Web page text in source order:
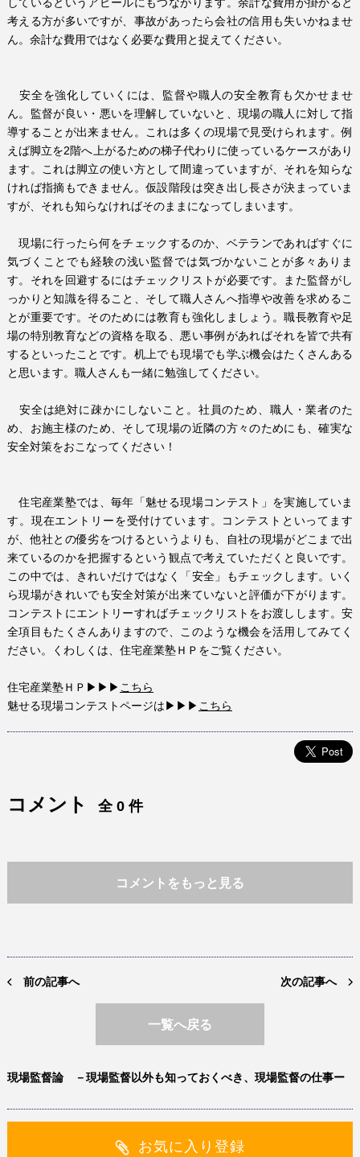
考える方が多いですが、事故があったら会社の信用も失いかねませ
ん。余計な費用ではなく必要な費用と捉えてください。
安全を強化していくには、監督や職人の安全教育も欠かせませ
ん。監督が良い・悪いを理解していないと、現場の職人に対して指
導することが出来ません。これは多くの現場で見受けられます。例
えば脚立を2階へ上がるための梯子代わりに使っているケースがあり
ます。これは脚立の使い方として間違っていますが、それを知らな
ければ指摘もできません。仮設階段は突き出し長さが決まっていま
すが、それも知らなければそのままになってしまいます。
現場に行ったら何をチェックするのか、ベテランであればすぐに
気づくことでも経験の浅い監督では気づかないことが多々ありま
す。それを回避するにはチェックリストが必要です。また監督がし
っかりと知識を得ること、そして職人さんへ指導や改善を求めるこ
とが重要です。そのためには教育も強化しましょう。職長教育や足
場の特別教育などの資格を取る、悪い事例があればそれを皆で共有
するといったことです。机上でも現場でも学ぶ機会はたくさんある
と思います。職人さんも一緒に勉強してください。
安全は絶対に疎かにしないこと。社員のため、職人・業者のた
め、お施主様のため、そして現場の近隣の方々のためにも、確実な
安全対策をおこなってください！
住宅産業塾では、毎年「魅せる現場コンテスト」を実施していま
す。現在エントリーを受付けています。コンテストといってます
が、他社との優劣をつけるというよりも、自社の現場がどこまで出
来ているのかを把握するという観点で考えていただくと良いです。
この中では、きれいだけではなく「安全」もチェックします。いく
ら現場がきれいでも安全対策が出来ていないと評価が下がります。
コンテストにエントリーすればチェックリストをお渡しします。安
全項目もたくさんありますので、このような機会を活用してみてく
ださい。くわしくは、住宅産業塾ＨＰをご覧ください。
住宅産業塾ＨＰ▶︎ ▶︎ ▶︎ こちら
魅せる現場コンテストページは▶︎ ▶︎ ▶︎ こちら
コメント 全 0 件
コメントをもっと見る
前の記事へ 次の記事へ
一覧へ戻る
現場監督論 －現場監督以外も知っておくべき、現場監督の仕事ー
お気に入り登録